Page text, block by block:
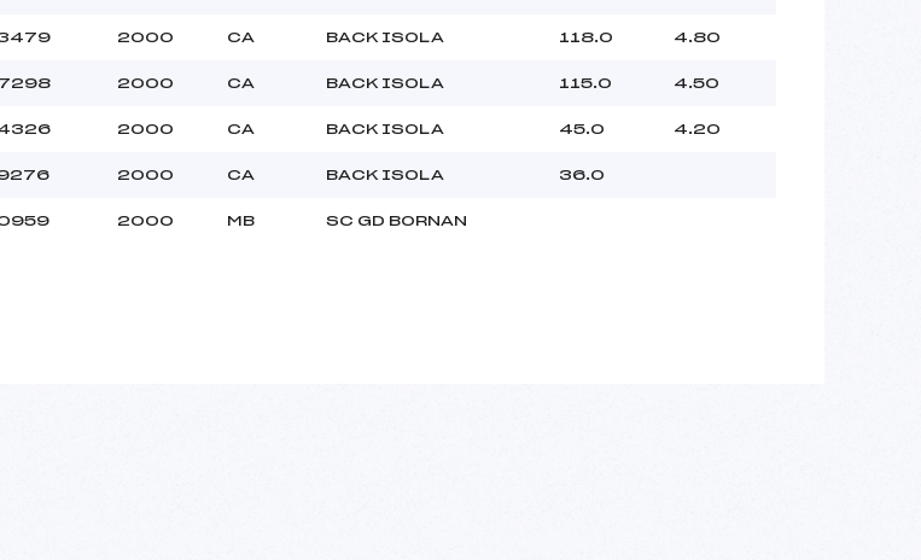
2000 CA BACK ISOLA 118.0 4.80
2000 CA BACK ISOLA 115.0 4.50
2000 CA BACK ISOLA 45.0 4.20
2000 CA BACK ISOLA 36.0
2000 MB SC GD BORNAN